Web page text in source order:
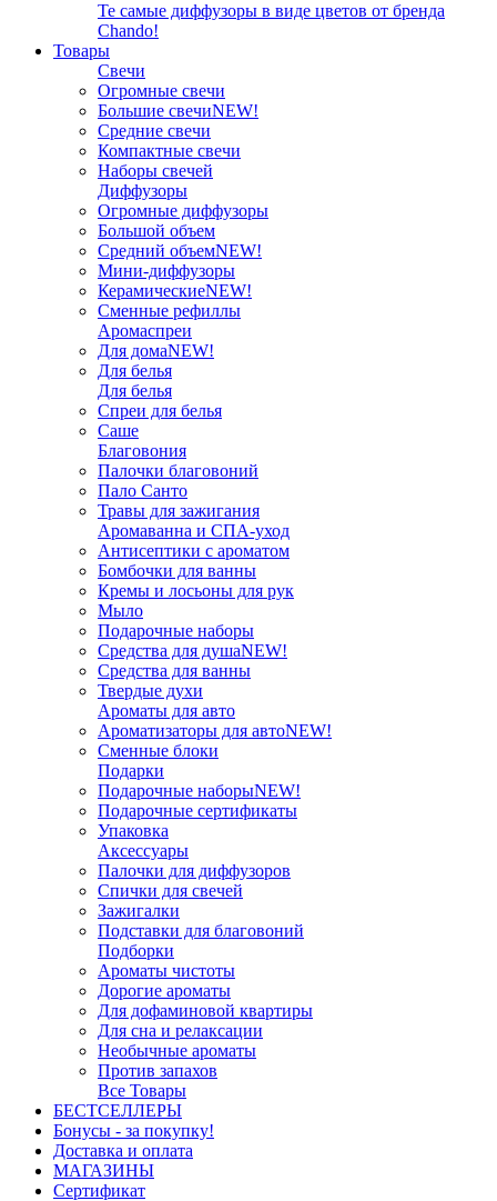
Те самые диффузоры в виде цветов от бренда
Chando!
Товары
Свечи
Огромные свечи
Большие свечиNEW!
Средние свечи
Компактные свечи
Наборы свечей
Диффузоры
Огромные диффузоры
Большой объем
Средний объемNEW!
Мини-диффузоры
КерамическиеNEW!
Сменные рефиллы
Аромаспреи
Для домаNEW!
Для белья
Для белья
Спреи для белья
Саше
Благовония
Палочки благовоний
Пало Санто
Травы для зажигания
Аромаванна и СПА-уход
Антисептики с ароматом
Бомбочки для ванны
Кремы и лосьоны для рук
Мыло
Подарочные наборы
Средства для душаNEW!
Средства для ванны
Твердые духи
Ароматы для авто
Ароматизаторы для автоNEW!
Сменные блоки
Подарки
Подарочные наборыNEW!
Подарочные сертификаты
Упаковка
Аксессуары
Палочки для диффузоров
Спички для свечей
Зажигалки
Подставки для благовоний
Подборки
Ароматы чистоты
Дорогие ароматы
Для дофаминовой квартиры
Для сна и релаксации
Необычные ароматы
Против запахов
Все Товары
БЕСТСЕЛЛЕРЫ
Бонусы - за покупку!
Доставка и оплата
МАГАЗИНЫ
Cертификат